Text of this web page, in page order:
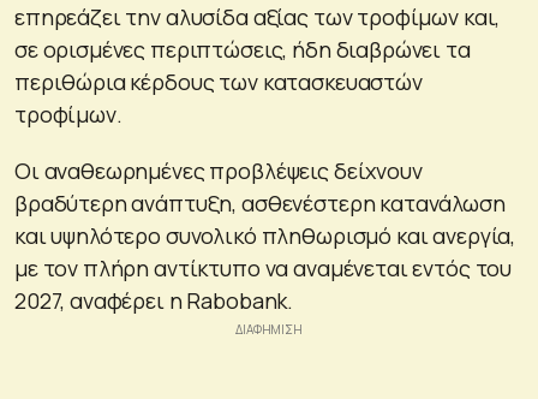
επηρεάζει την αλυσίδα αξίας των τροφίμων και,
σε ορισμένες περιπτώσεις, ήδη διαβρώνει τα
περιθώρια κέρδους των κατασκευαστών
τροφίμων.
Οι αναθεωρημένες προβλέψεις δείχνουν
βραδύτερη ανάπτυξη, ασθενέστερη κατανάλωση
και υψηλότερο συνολικό πληθωρισμό και ανεργία,
με τον πλήρη αντίκτυπο να αναμένεται εντός του
2027, αναφέρει η Rabobank.